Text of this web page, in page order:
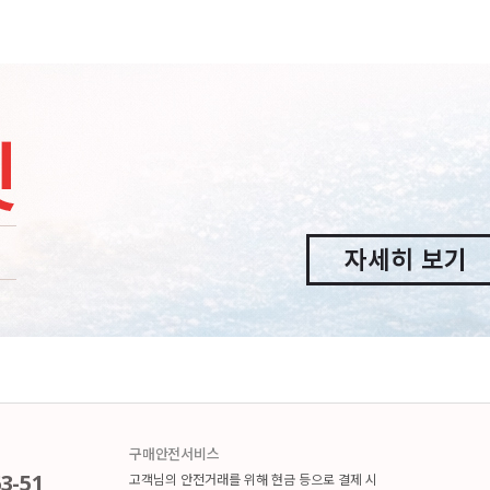
51
구매안전서비스
고객님의 안전거래를 위해 현금 등으로 결제 시